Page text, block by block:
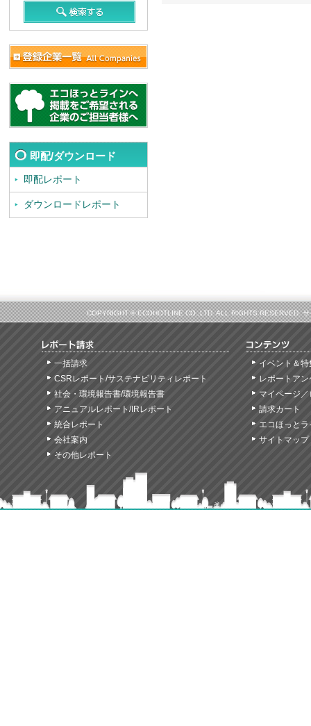
即配/ダウンロード
即配レポート
ダウンロードレポート
COPYRIGHT © ECOHOTLINE CO.,LTD. ALL RIGHTS RESERVED.
一括請求
CSRレポート/サステナビリティレポート
社会・環境報告書/環境報告書
アニュアルレポート/IRレポート
統合レポート
会社案内
その他レポート
イベント＆特
レポートア
マイページ
請求カート
エコほっと
サイトマップ